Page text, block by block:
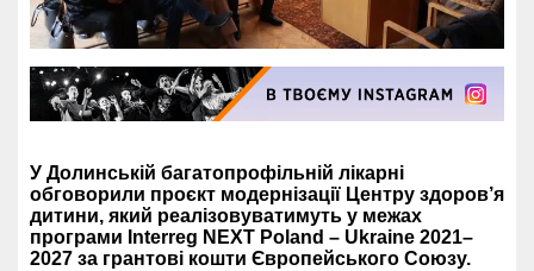
У Долинській багатопрофільній лікарні
обговорили проєкт модернізації Центру здоров’я
дитини, який реалізовуватимуть у межах
програми Interreg NEXT Poland – Ukraine 2021–
2027 за грантові кошти Європейського Союзу.